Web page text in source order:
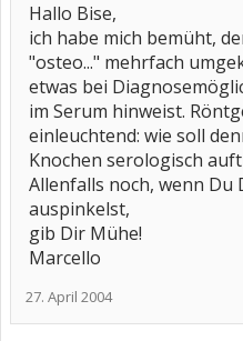
Hallo Bise,
ich habe mich bemüht,
"osteo..." mehrfach
etwas bei
im Serum hinweist.
einleuchtend: wie soll
Knochen serologisch
Allenfalls noch, wenn Du
auspinkelst,
gib Dir Mühe!
Marcello
27. April 2004